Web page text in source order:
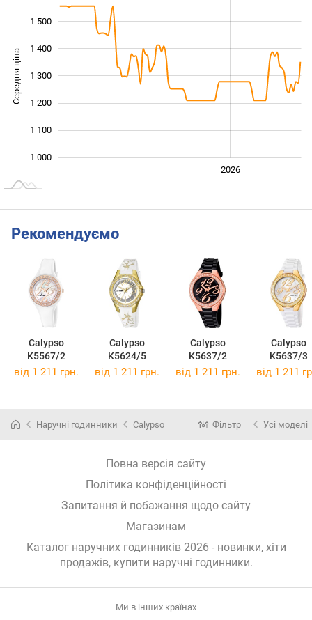
Середня ціна 1 000
1 000
1 100
1 200
1 300
1 400
1 500
2026
Рекомендуємо
Calypso
K5567/2
Calypso
K5624/5
Calypso
K5637/2
Calypso
K5637/3
від 1 211 грн. від 1 211 грн. від 1 211 грн. від 1 211
Наручні годинники Calypso Фільтр Усі моделі
Повна версія сайту
Політика конфіденційності
Запитання й побажання щодо сайту
Магазинам
Каталог наручних годинників 2026 - новинки, хіти
продажів, купити наручні годинники.
Ми в інших країнах